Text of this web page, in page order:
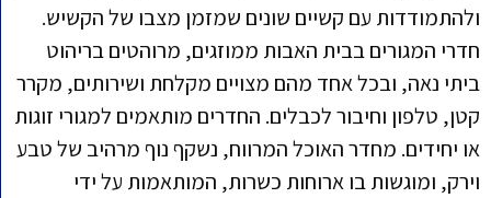
ולהתמודדות עם קשיים שונים שמזמן מצבו של הקשיש.
חדרי המגורים בבית האבות ממוזגים, מרוהטים בריהוט
ביתי נאה, ובכל אחד מהם מצויים מקלחת ושירותים, מקרר
קטן, טלפון וחיבור לכבלים. החדרים מותאמים למגורי זוגות
או יחידים. מחדר האוכל המרווח, נשקף נוף מרהיב של טבע
וירק, ומוגשות בו ארוחות כשרות, המותאמות על ידי